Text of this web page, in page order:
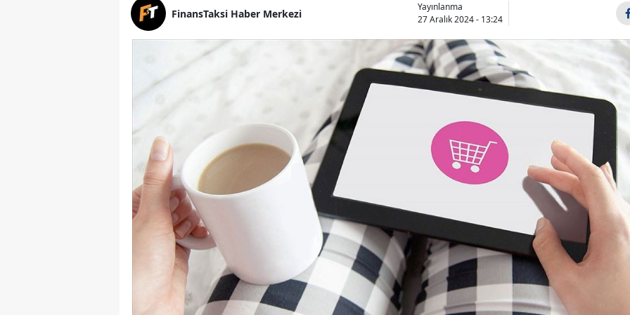
FinansTaksi Haber Merkezi
Yayınlanma
27 Aralık 2024 - 13:24